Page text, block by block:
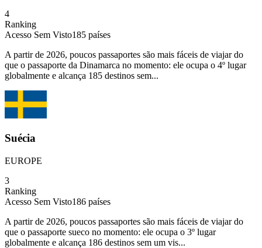
4
Ranking
Acesso Sem Visto185 países
A partir de 2026, poucos passaportes são mais fáceis de viajar do
que o passaporte da Dinamarca no momento: ele ocupa o 4º lugar
globalmente e alcança 185 destinos sem...
Suécia
EUROPE
3
Ranking
Acesso Sem Visto186 países
A partir de 2026, poucos passaportes são mais fáceis de viajar do
que o passaporte sueco no momento: ele ocupa o 3º lugar
globalmente e alcança 186 destinos sem um vis...